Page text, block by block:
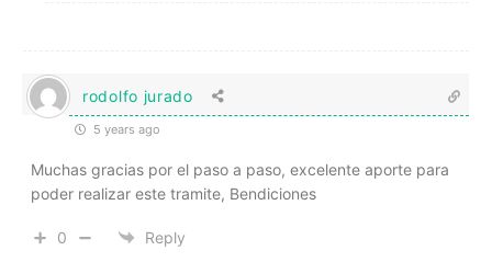
rodolfo jurado
5 years ago
Muchas gracias por el paso a paso, excelente aporte para
poder realizar este tramite, Bendiciones
0 Reply